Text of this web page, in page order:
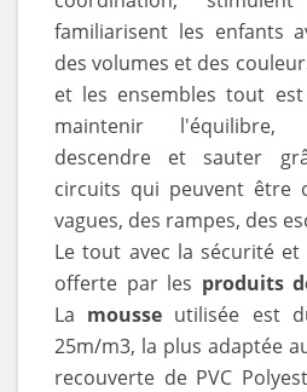
familiarisent les enfants
des volumes et des
et les ensembles tout
maintenir l'équilibre,
descendre et sauter
circuits qui peuvent être
vagues, des rampes, des
Le tout avec la sécurité
offerte par les produits
La mousse utilisée est
25m/m3, la plus adaptée
recouverte de PVC